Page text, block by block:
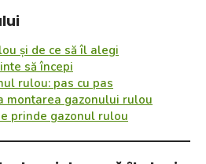
și de ce să îl alegi
să începi
rulou: pas cu pas
montarea gazonului rulou
prinde gazonul rulou